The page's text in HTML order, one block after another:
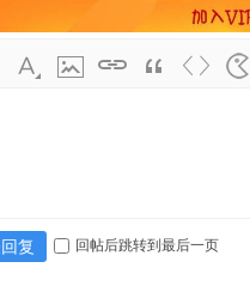
复 回帖后跳转到最后一页